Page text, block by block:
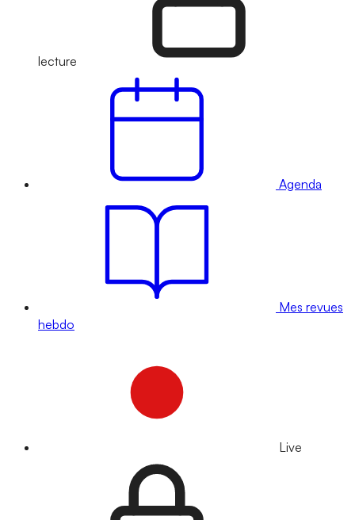
lecture
Agenda
Mes revues
hebdo
Live